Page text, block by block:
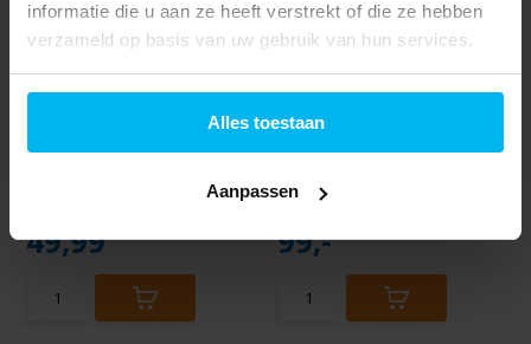
informatie die u aan ze heeft verstrekt of die ze hebben
verzameld op basis van uw gebruik van hun services.
Alles toestaan
Aanpassen
De'Longhi
HFX10B03.LB -
49,99
De'Longhi Radia S
TRRS0715 -
Direct beschikbaar
99,-